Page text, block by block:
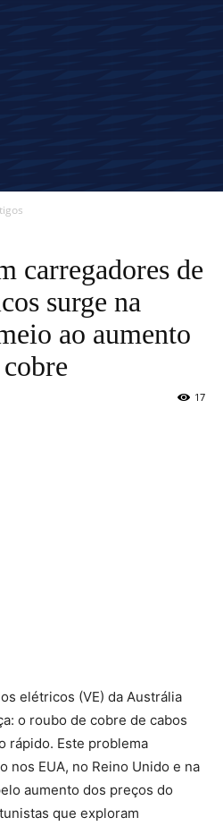
carregadores de
surge na
ao aumento
17
elétricos (VE) da Austrália
o roubo de cobre de cabos
rápido. Este problema
nos EUA, no Reino Unido e na
aumento dos preços do
que exploram